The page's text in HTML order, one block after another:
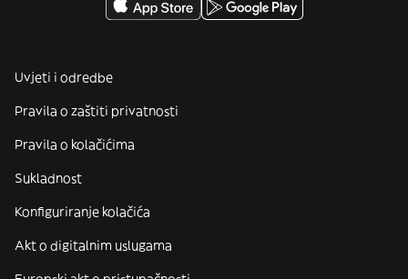
Uvjeti i odredbe
Pravila o zaštiti privatnosti
Pravila o kolačićima
Sukladnost
Konfiguriranje kolačića
Akt o digitalnim uslugama